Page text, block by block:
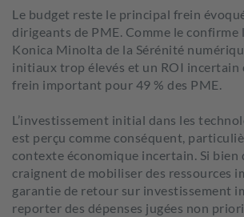
L e budget reste le principal frein
dirigeants de PME. Comme le confirme
Konica Minolta de la Sérénité
initiaux trop élevés et un ROI incertain
frein important pour 49 % des PME.
L’investissement initial dans les
est perçu comme conséquent,
contexte économique incertain. Si bien
craignent de mobiliser des ressources
garantie de retour sur investissement
reporter des dépenses jugées non